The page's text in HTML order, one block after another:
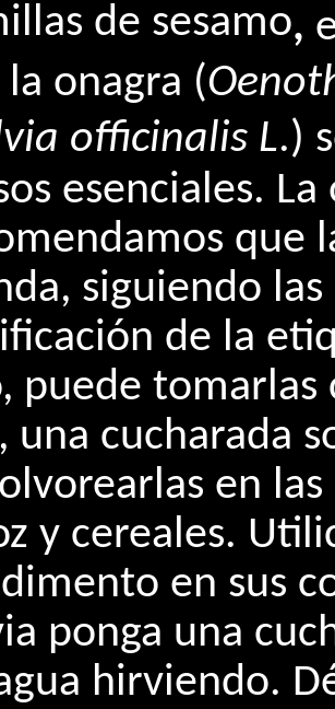
de sesamo,
la onagra (
officinalis L.)
esenciales.
que
siguiendo
de la
puede tomarlas
una cucharada
en
y cereales.
en sus
ponga una
hirviendo.